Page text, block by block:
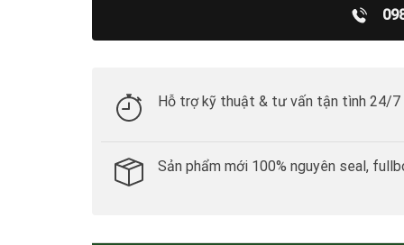
Hỗ trợ kỹ thuật & tư vấn tận tình 24/7
Sản phẩm mới 100% nguyên seal,